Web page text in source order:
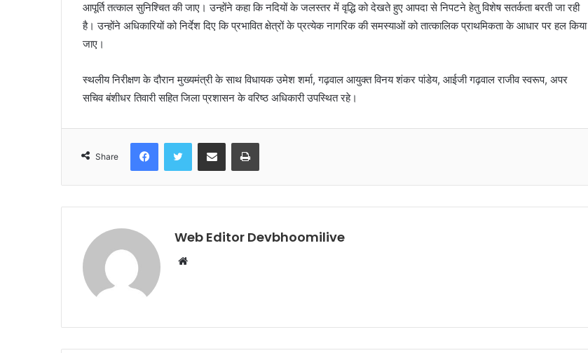
आपूर्ति तत्काल सुनिश्चित की जाए। उन्होंने कहा कि नदियों के जलस्तर में वृद्धि को देखते हुए आपदा से निपटने हेतु विशेष सतर्कता बरती जा रही
है। उन्होंने अधिकारियों को निर्देश दिए कि प्रभावित क्षेत्रों के प्रत्येक नागरिक की समस्याओं को तात्कालिक प्राथमिकता के आधार पर हल किया
जाए।
स्थलीय निरीक्षण के दौरान मुख्यमंत्री के साथ विधायक उमेश शर्मा, गढ़वाल आयुक्त विनय शंकर पांडेय, आईजी गढ़वाल राजीव स्वरूप, अपर
सचिव बंशीधर तिवारी सहित जिला प्रशासन के वरिष्ठ अधिकारी उपस्थित रहे।
Share
FacebookTwitter Share via Email Print
Web Editor Devbhoomilive
Website